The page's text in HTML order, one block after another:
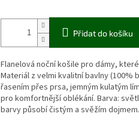
Přidat do košíku
Flanelová noční košile pro dámy,
Materiál z velmi kvalitní bavlny (100%
řasením přes prsa, jemným kulatým
pro komfortnější oblékání. Barva:
barvy působí čistým a svěžím dojmem.